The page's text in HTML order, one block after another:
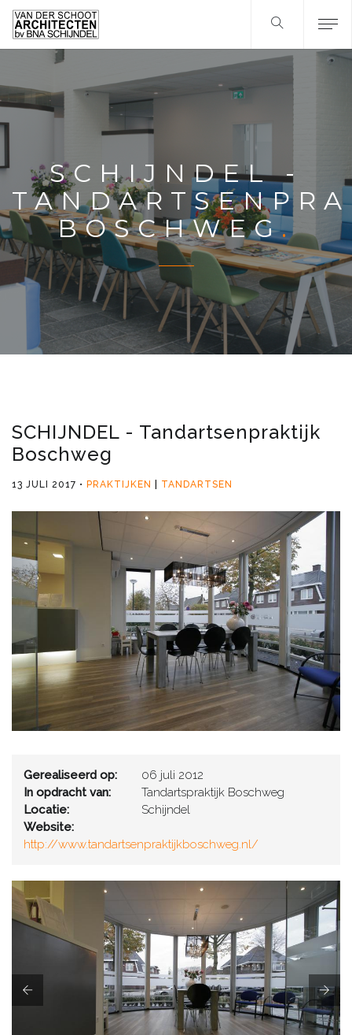
SCHIJNDEL -
BOSCHWEG
SCHIJNDEL - Tandartsenpraktijk
Boschweg
13 JULI 2017 PRAKTIJKEN TANDARTSEN
Gerealiseerd op:
06 juli 2012
In opdracht van:
Tandartspraktijk Boschweg
Locatie:
Schijndel
Website:
http://www.tandartsenpraktijkboschweg.nl/